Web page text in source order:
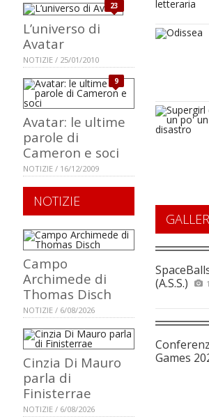
23
L’universo di
Avatar
NOTIZIE / 25/01/2010
9
Avatar: le ultime
parole di
Cameron e soci
NOTIZIE / 16/12/2009
NOTIZIE
Campo
Archimede di
Thomas Disch
NOTIZIE / 6/08/2026
Cinzia Di Mauro
parla di
Finisterrae
NOTIZIE / 6/08/2026
(A.S.S.)
Games